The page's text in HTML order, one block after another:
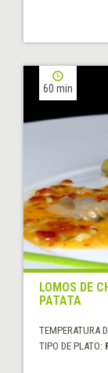
60 min
LOMOS DE
PATATA
TEMPERATURA
TIPO DE PLATO: